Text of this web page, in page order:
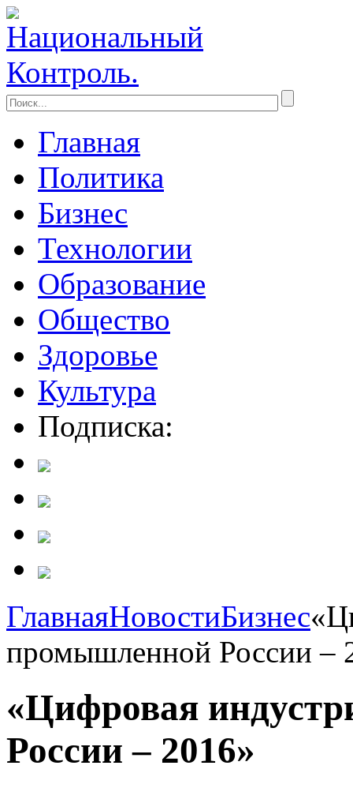
Главная
Политика
Бизнес
Технологии
Образование
Общество
Здоровье
Культура
Подписка:
ГлавнаяНовостиБизнес
промышленной России –
«Цифровая
России – 2016»